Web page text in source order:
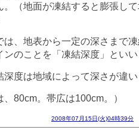
。（地面が凍結すると膨張し
は、地表から一定の深さまで
ンのことを「凍結深度」とい
深度は地域によって深さが違
、80cm。帯広は100cm。）
2008年07月15日(火)04時39分